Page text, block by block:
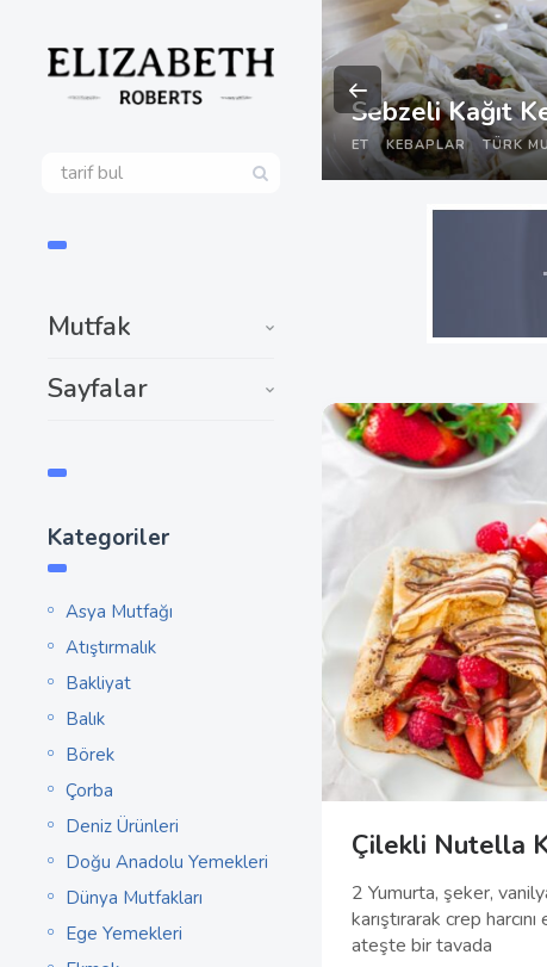
Mutfak
Sayfalar
Kategoriler
Asya Mutfağı
Atıştırmalık
Bakliyat
Balık
Börek
Çorba
Deniz Ürünleri
Doğu Anadolu Yemekleri
Dünya Mutfakları
Ege Yemekleri
Sebzeli Kağıt
ET KEBAPLAR TÜRK
Çilekli Nutella
2 Yumurta, şeker,
karıştırarak crep
ateşte bir tavada